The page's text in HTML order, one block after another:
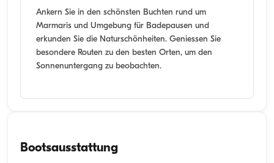
Ankern Sie in den schönsten Buchten rund um
Marmaris und Umgebung für Badepausen und
erkunden Sie die Naturschönheiten. Geniessen Sie
besondere Routen zu den besten Orten, um den
Sonnenuntergang zu beobachten.
Bootsausstattung